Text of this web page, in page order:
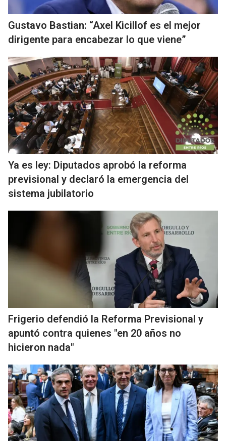
Gustavo Bastian: “Axel Kicillof es el mejor
dirigente para encabezar lo que viene”
Ya es ley: Diputados aprobó la reforma
previsional y declaró la emergencia del
sistema jubilatorio
Frigerio defendió la Reforma Previsional y
apuntó contra quienes "en 20 años no
hicieron nada"